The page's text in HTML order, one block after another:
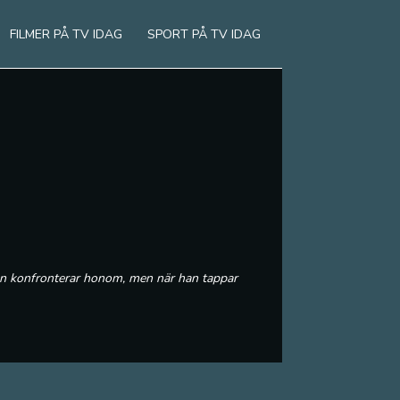
FILMER PÅ TV IDAG SPORT PÅ TV IDAG
konfronterar honom, men när han tappar